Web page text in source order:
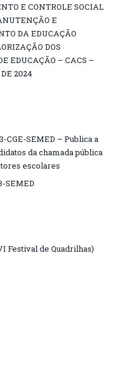
E CONTROLE SOCIAL
E
DA EDUCAÇÃO
DOS
EDUCAÇÃO – CACS –
2024
CGE-SEMED – Publica a
da chamada pública
escolares
SEMED
Festival de Quadrilhas)